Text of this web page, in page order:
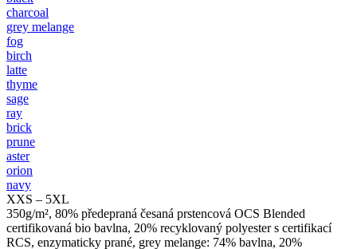
charcoal
grey melange
fog
birch
latte
thyme
sage
ray
brick
prune
aster
orion
navy
XXS – 5XL
350g/m², 80% předepraná česaná prstencová OCS Blended
certifikovaná bio bavlna, 20% recyklovaný polyester s certifikací
RCS, enzymaticky prané, grey melange: 74% bavlna, 20%